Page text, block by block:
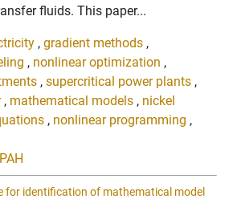
fluids. This paper...
, gradient methods ,
, nonlinear optimization ,
, supercritical power plants ,
, mathematical models , nickel
, nonlinear programming ,
for identification of mathematical model